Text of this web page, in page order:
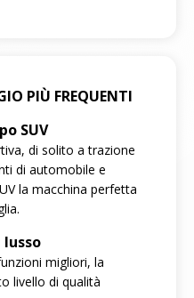
PIÙ FREQUENTI
SUV
di solito a trazione
di automobile e
la macchina perfetta
migliori, la
livello di qualità